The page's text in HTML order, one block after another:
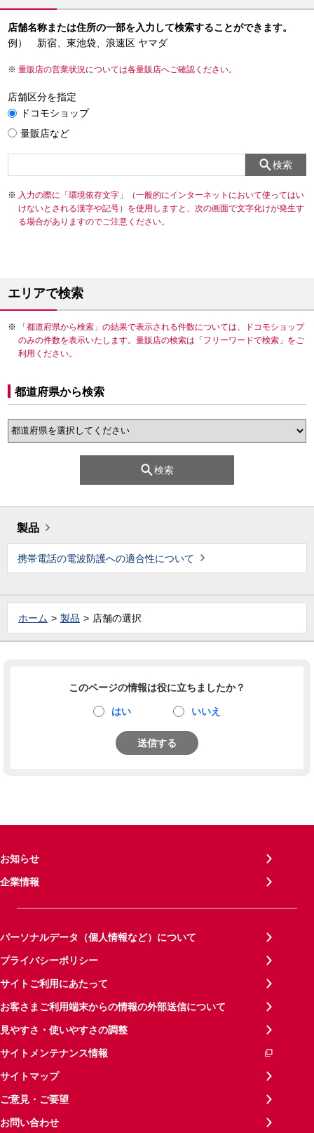
店舗名称または住所の一部を入力して検索することができます。
例） 新宿、東池袋、浪速区 ヤマダ
量販店の営業状況については各量販店へご確認ください。
店舗区分を指定
ドコモショップ
量販店など
検索
入力の際に「環境依存文字」（一般的にインターネットにおいて使ってはい
けないとされる漢字や記号）を使用しますと、次の画面で文字化けが発生す
る場合がありますのでご注意ください。
エリアで検索
「都道府県から検索」の結果で表示される件数については、ドコモショップ
のみの件数を表示いたします。量販店の検索は「フリーワードで検索」をご
利用ください。
都道府県から検索
検索
製品
携帯電話の電波防護への適合性について
ホーム 製品 店舗の選択
このページの情報は役に立ちましたか？
はい いいえ
送信する
お知らせ
企業情報
パーソナルデータ（個人情報など）について
プライバシーポリシー
サイトご利用にあたって
お客さまご利用端末からの情報の外部送信について
見やすさ・使いやすさの調整
サイトメンテナンス情報
サイトマップ
ご意見・ご要望
お問い合わせ